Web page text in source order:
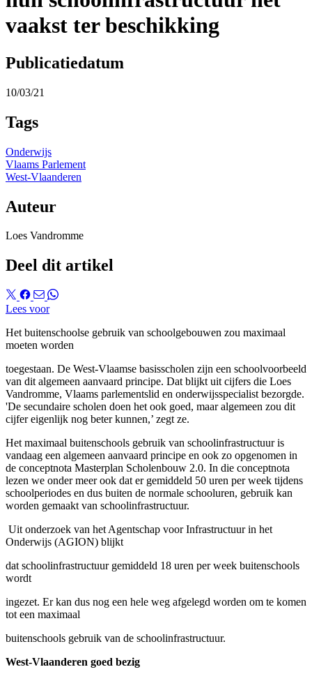
vaakst ter beschikking
Publicatiedatum
10/03/21
Tags
Onderwijs
Vlaams Parlement
West-Vlaanderen
Auteur
Loes Vandromme
Deel dit artikel
Lees voor
Het buitenschoolse gebruik van schoolgebouwen zou maximaal
moeten worden
toegestaan. De West-Vlaamse basisscholen zijn een schoolvoorbeeld
van dit algemeen aanvaard principe. Dat blijkt uit cijfers die Loes
Vandromme, Vlaams parlementslid en onderwijsspecialist bezorgde.
'De secundaire scholen doen het ook goed, maar algemeen zou dit
cijfer eigenlijk nog beter kunnen,’ zegt ze.
Het maximaal buitenschools gebruik van schoolinfrastructuur is
vandaag een algemeen aanvaard principe en ook zo opgenomen in
de conceptnota Masterplan Scholenbouw 2.0. In die conceptnota
lezen we onder meer ook dat er gemiddeld 50 uren per week tijdens
schoolperiodes en dus buiten de normale schooluren, gebruik kan
worden gemaakt van schoolinfrastructuur.
Uit onderzoek van het Agentschap voor Infrastructuur in het
Onderwijs (AGION) blijkt
dat schoolinfrastructuur gemiddeld 18 uren per week buitenschools
wordt
ingezet. Er kan dus nog een hele weg afgelegd worden om te komen
tot een maximaal
buitenschools gebruik van de schoolinfrastructuur.
West-Vlaanderen goed bezig